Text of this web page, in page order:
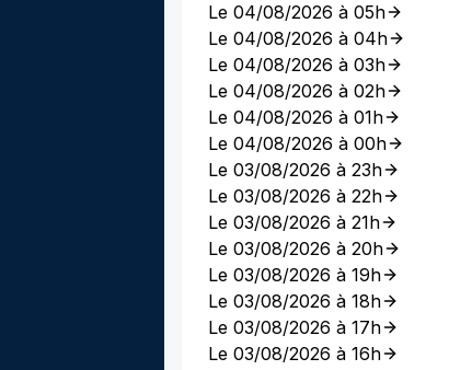
Le 04/08/2026 à 05h
Le 04/08/2026 à 04h
Le 04/08/2026 à 03h
Le 04/08/2026 à 02h
Le 04/08/2026 à 01h
Le 04/08/2026 à 00h
Le 03/08/2026 à 23h
Le 03/08/2026 à 22h
Le 03/08/2026 à 21h
Le 03/08/2026 à 20h
Le 03/08/2026 à 19h
Le 03/08/2026 à 18h
Le 03/08/2026 à 17h
Le 03/08/2026 à 16h